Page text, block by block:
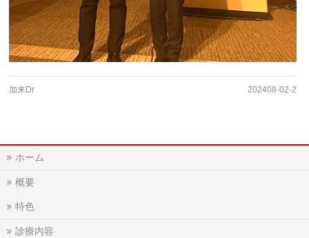
加来Dr 202408-02-2
ホーム
概要
特色
診療内容